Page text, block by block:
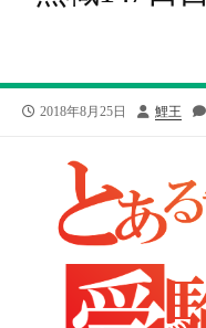
公
2018年8月25日
投
鯉王